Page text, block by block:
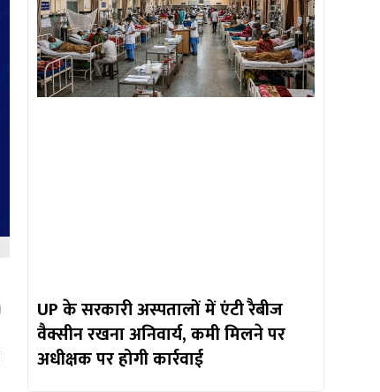
UP के सरकारी अस्पतालों में एंटी रैबीज
वैक्सीन रखना अनिवार्य, कमी मिलने पर
अधीक्षक पर होगी कार्रवाई